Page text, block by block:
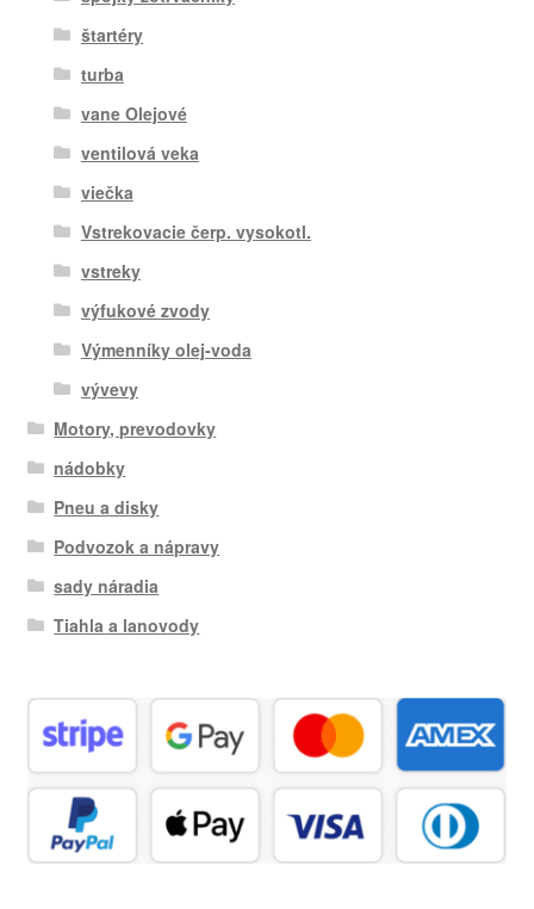
štartéry
turba
vane Olejové
ventilová veka
viečka
Vstrekovacie čerp. vysokotl.
vstreky
výfukové zvody
Výmenníky olej-voda
vývevy
Motory, prevodovky
nádobky
Pneu a disky
Podvozok a nápravy
sady náradia
Tiahla a lanovody